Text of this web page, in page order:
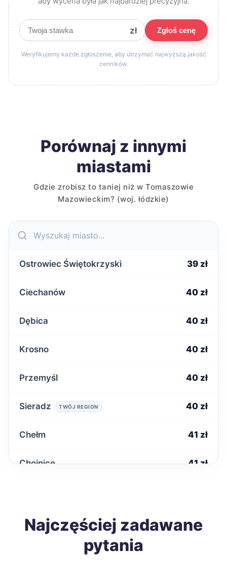
zł Zgłoś cenę
Weryfikujemy każde zgłoszenie, aby utrzymać najwyższą jakość
cenników.
Porównaj z innymi
miastami
Gdzie zrobisz to taniej niż w Tomaszowie
Mazowieckim? (woj. łódzkie)
Ostrowiec Świętokrzyski 39 zł
Ciechanów 40 zł
Dębica 40 zł
Krosno 40 zł
Przemyśl 40 zł
Sieradz TWÓJ REGION 40 zł
Chełm 41 zł
Chojnice 41 zł
Nysa 41 zł
Najczęściej zadawane
pytania